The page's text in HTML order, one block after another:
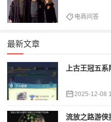
电商问答
最新文章
上古王冠五系
2025-12-08
流放之路游侠